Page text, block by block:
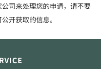
司来处理您的申请，请不要
开获取的信息。